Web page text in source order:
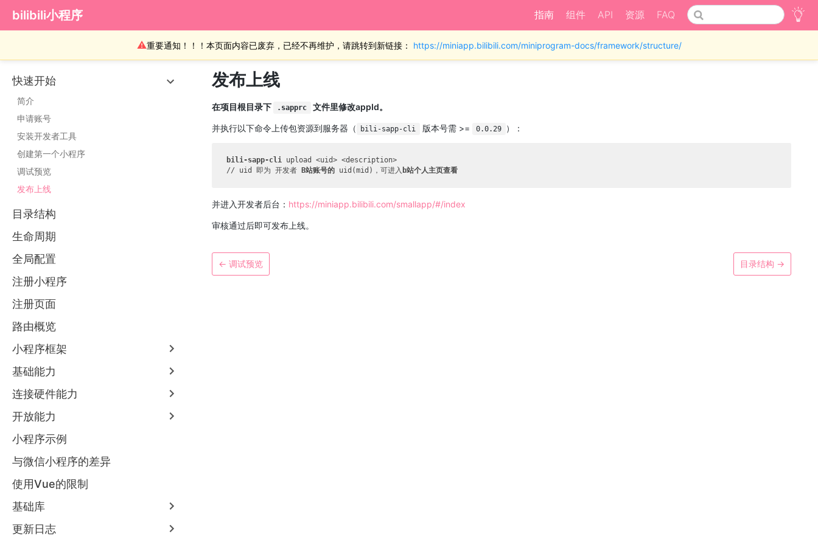
bilibili小程序 指南 组件 API 资源 FAQ
⚠重要通知！！！本页面内容已废弃，已经不再维护，请跳转到新链接： https://miniapp.bilibili.com/miniprogram-docs/framework/structure/
快速开始
简介
申请账号
安装开发者工具
创建第一个小程序
调试预览
发布上线
目录结构
生命周期
全局配置
注册小程序
注册页面
路由概览
小程序框架
基础能力
连接硬件能力
开放能力
小程序示例
与微信小程序的差异
使用Vue的限制
基础库
更新日志
发布上线
在项目根目录下 .sapprc 文件里修改appId。
并执行以下命令上传包资源到服务器（ bili-sapp-cli 版本号需 >= 0.0.29 ）：
bili-sapp-cli upload <uid> <description>
// uid 即为 开发者
B站账号的 uid(mid)，可进入
并进入开发者后台： https://miniapp.bilibili.com/smallapp/#/index
审核通过后即可发布上线。
← 调试预览 目录结构 →